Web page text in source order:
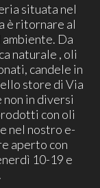
situata nel
è ritornare al
Da
naturale , oli
candele in
store di Via
in diversi
con oli
nel nostro e-
aperto con
10-19 e